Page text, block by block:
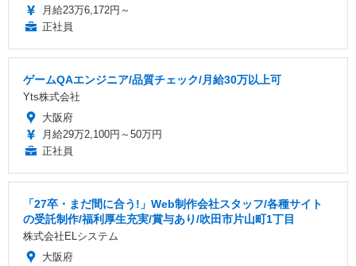
月給23万6,172円～
正社員
ゲームQAエンジニア/品質チェック/月給30万以上可
Yts株式会社
大阪府
月給29万2,100円～50万円
正社員
「27卒・まだ間に合う!」Web制作会社スタッフ/各種サイト
の受託制作/福利厚生充実/賞与あり/吹田市片山町1丁目
株式会社ELシステム
大阪府